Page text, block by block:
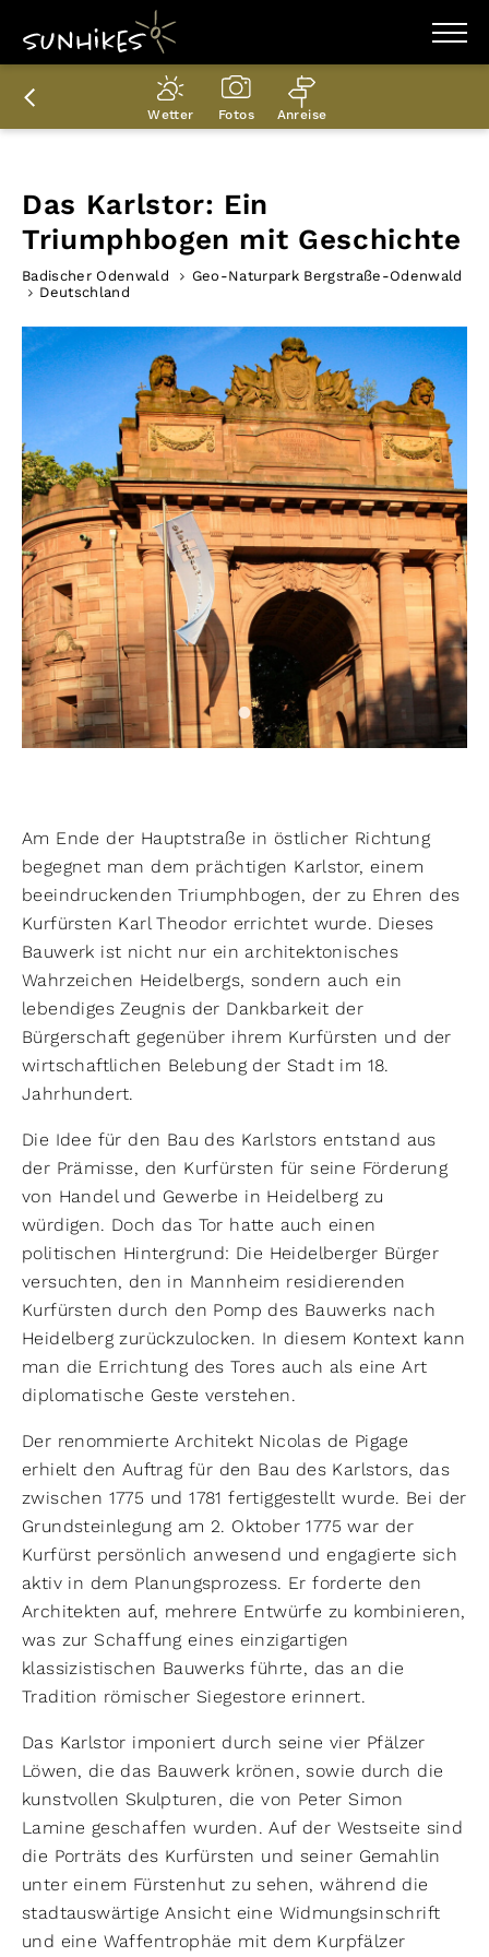
WANDERZIELE
WANDERUNGEN
ENTDECKEN
PLANER
Wetter Fotos Anreise
Das Karlstor: Ein
Triumphbogen mit Geschichte
Badischer Odenwald
Geo-Naturpark Bergstraße-Odenwald
Deutschland
Am Ende der Hauptstraße in östlicher Richtung
begegnet man dem prächtigen Karlstor, einem
beeindruckenden Triumphbogen, der zu Ehren des
Kurfürsten Karl Theodor errichtet wurde. Dieses
Bauwerk ist nicht nur ein architektonisches
Wahrzeichen Heidelbergs, sondern auch ein
lebendiges Zeugnis der Dankbarkeit der
Bürgerschaft gegenüber ihrem Kurfürsten und der
wirtschaftlichen Belebung der Stadt im 18.
Jahrhundert.
Die Idee für den Bau des Karlstors entstand aus
der Prämisse, den Kurfürsten für seine Förderung
von Handel und Gewerbe in Heidelberg zu
würdigen. Doch das Tor hatte auch einen
politischen Hintergrund: Die Heidelberger Bürger
versuchten, den in Mannheim residierenden
Kurfürsten durch den Pomp des Bauwerks nach
Heidelberg zurückzulocken. In diesem Kontext kann
man die Errichtung des Tores auch als eine Art
diplomatische Geste verstehen.
Der renommierte Architekt Nicolas de Pigage
erhielt den Auftrag für den Bau des Karlstors, das
zwischen 1775 und 1781 fertiggestellt wurde. Bei der
Grundsteinlegung am 2. Oktober 1775 war der
Kurfürst persönlich anwesend und engagierte sich
aktiv in dem Planungsprozess. Er forderte den
Architekten auf, mehrere Entwürfe zu kombinieren,
was zur Schaffung eines einzigartigen
klassizistischen Bauwerks führte, das an die
Tradition römischer Siegestore erinnert.
Das Karlstor imponiert durch seine vier Pfälzer
Löwen, die das Bauwerk krönen, sowie durch die
kunstvollen Skulpturen, die von Peter Simon
Lamine geschaffen wurden. Auf der Westseite sind
die Porträts des Kurfürsten und seiner Gemahlin
unter einem Fürstenhut zu sehen, während die
stadtauswärtige Ansicht eine Widmungsinschrift
und eine Waffentrophäe mit dem Kurpfälzer